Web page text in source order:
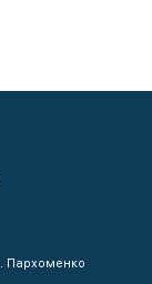
Пархоменко